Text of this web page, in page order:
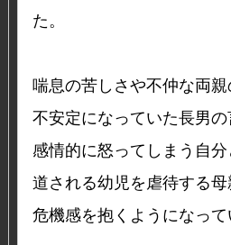
た。
喘息の苦しさや不仲な両
不安定になっていた長男の
感情的に怒ってしまう自
道される幼児を虐待する母
危機感を抱くようになって